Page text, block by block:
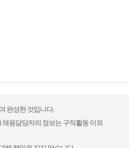
완성한 것입니다.
용담당자의 정보는 구직활동 이외